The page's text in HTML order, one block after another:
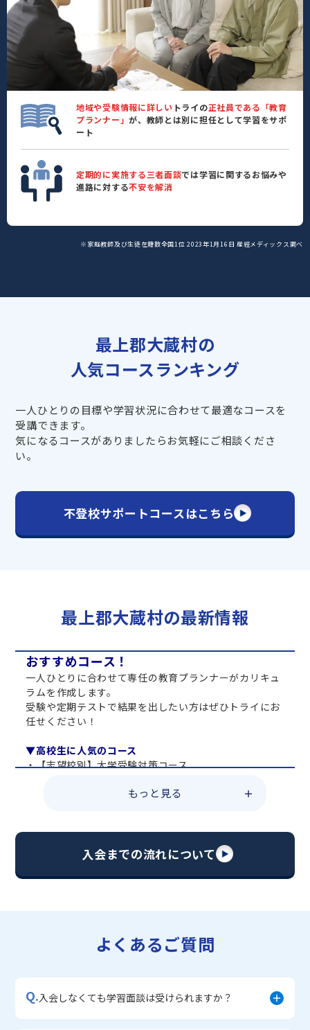
地域や受験情報に詳しい トライの正社員である「教育
プランナー」が、教師とは別に担任として学習をサポ
ート
定期的に実施する三者面談では学習に関するお悩みや
進路に対する不安を解消
※家庭教師及び生徒在籍数全国1位 2023年1月16日 産經メディックス調べ
最上郡大蔵村の
人気コースランキング
一人ひとりの目標や学習状況に合わせて最適なコースを
受講できます。
気になるコースがありましたらお気軽にご相談くださ
い。
不登校サポートコースはこちら
最上郡大蔵村の最新情報
おすすめコース！
一人ひとりに合わせて専任の教育プランナーがカリキュ
ラムを作成します。
受験や定期テストで結果を出したい方はぜひトライにお
任せください！
▼高校生に人気のコース
・【志望校別】大学受験対策コース
・総合型選抜直前対策コース
・【志望校別】公立・私立高校受験対策コース
・宿題サポートコース
・学習習慣定着コース
もっと見る
入会までの流れについて
よくあるご質問
Q.入会しなくても学習面談は受けられますか？